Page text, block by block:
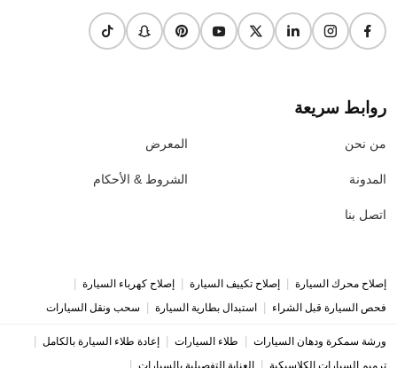
روابط سريعة
من نحن
المدونة
اتصل بنا
المعرض
الشروط & الأحكام
إصلاح محرك السيارة إصلاح تكييف السيارة إصلاح كهرباء السيارة
فحص السيارة قبل الشراء استبدال بطارية السيارة سحب ونقل السيارات
ورشة سمكرة ودهان السيارات طلاء السيارات إعادة طلاء السيارة بالكامل
ترميم السيارات الكلاسيكية العناية التفصيلية بالسيارات